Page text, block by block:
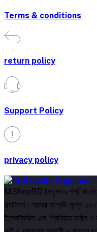
Terms & conditions
return policy
Support Policy
privacy policy
MShopBD (মজুমদার শপ)
প্ল্যাটফর্ম। আমরা সাশ্রয়ী মূল্যে
ইলেকট্রনিক্স এবং প্রিমিয়াম